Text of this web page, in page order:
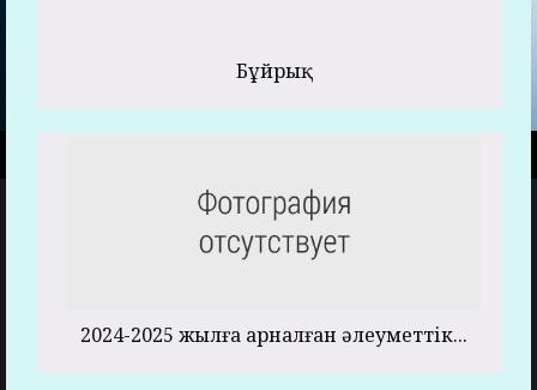
Бұйрық
2024-2025 жылға арналған әлеуметтік...